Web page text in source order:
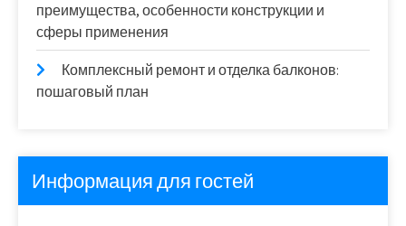
преимущества, особенности конструкции и
сферы применения
Комплексный ремонт и отделка балконов:
пошаговый план
Информация для гостей